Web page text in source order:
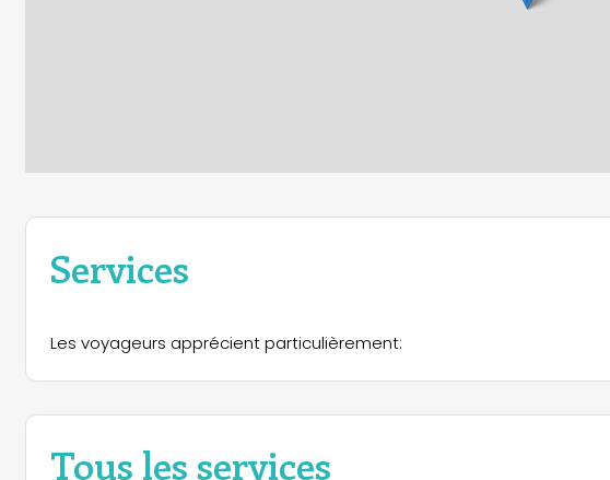
Services
Les voyageurs apprécient particulièrement:
Tous les services